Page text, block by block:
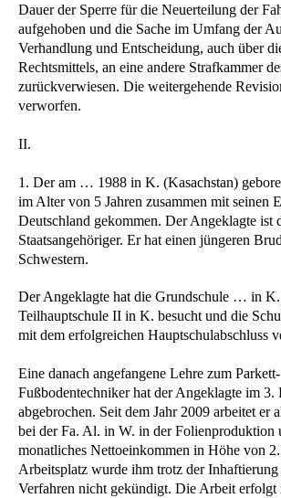
Dauer der Sperre für die Neuerteilung der
aufgehoben und die Sache im Umfang der
Verhandlung und Entscheidung, auch über
Rechtsmittels, an eine andere Strafkammer
zurückverwiesen. Die weitergehende
verworfen.
II.
1. Der am … 1988 in K. (Kasachstan)
im Alter von 5 Jahren zusammen mit seinen
Deutschland gekommen. Der Angeklagte ist
Staatsangehöriger. Er hat einen jüngeren
Schwestern.
Der Angeklagte hat die Grundschule … in
Teilhauptschule II in K. besucht und die
mit dem erfolgreichen Hauptschulabschluss
Eine danach angefangene Lehre zum
Fußbodentechniker hat der Angeklagte im 3.
abgebrochen. Seit dem Jahr 2009 arbeitet er
bei der Fa. Al. in W. in der Folienproduktion
monatliches Nettoeinkommen in Höhe von
Arbeitsplatz wurde ihm trotz der
Verfahren nicht gekündigt. Die Arbeit erfolgt